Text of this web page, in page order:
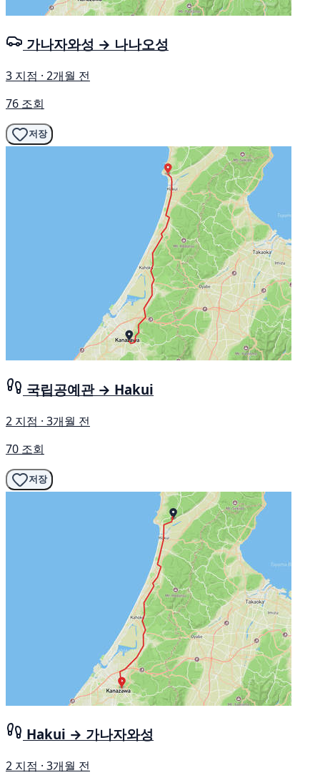
가나자와성 → 나나오성
3 지점 · 2개월 전
76 조회
저장
국립공예관 → Hakui
2 지점 · 3개월 전
70 조회
저장
Hakui → 가나자와성
2 지점 · 3개월 전